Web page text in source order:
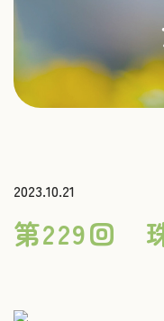
2023.10.21
第229回